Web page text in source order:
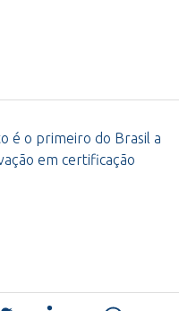
é o primeiro do Brasil a
em certificação